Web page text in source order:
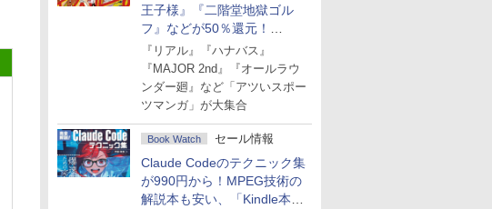
王子様』『二階堂地獄ゴル
フ』などが50％還元！
Amazonマンガ週末セール
『リアル』『ハナバス』
『MAJOR 2nd』『オールラウ
ンダー廻』など「アツいスポー
ツマンガ」が大集合
Book Watch セール情報
Claude Codeのテクニック集
が990円から！MPEG技術の
解説本も安い、「Kindle本サ